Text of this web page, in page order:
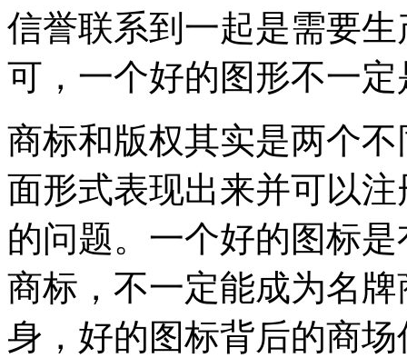
信誉联系到一起是需要
可，一个好的图形不一
商标和版权其实是两个
面形式表现出来并可以
的问题。一个好的图标
商标，不一定能成为名
身，好的图标背后的商